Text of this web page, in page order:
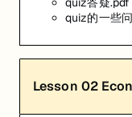
quiz的一些
Lesson 02